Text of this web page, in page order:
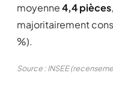
moyenne4,4 pièces
majoritairement
%).
Source : INSEE